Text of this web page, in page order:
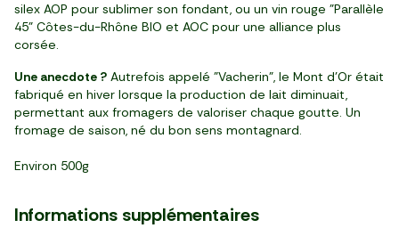
silex AOP pour sublimer son fondant, ou un vin rouge "Parallèle
45" Côtes-du-Rhône BIO et AOC pour une alliance plus
corsée.
Une anecdote ? Autrefois appelé "Vacherin", le Mont d’Or était
fabriqué en hiver lorsque la production de lait diminuait,
permettant aux fromagers de valoriser chaque goutte. Un
fromage de saison, né du bon sens montagnard.
Environ 500g
Informations supplémentaires